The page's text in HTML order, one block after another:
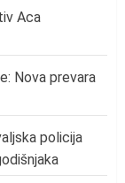
Aca
Nova prevara
policija